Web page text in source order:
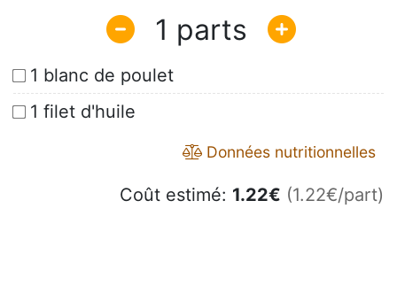
1
1 blanc de poulet
1 filet d'huile
Données nutritionnelles
Coût estimé: 1.22€ (1.22€/part)